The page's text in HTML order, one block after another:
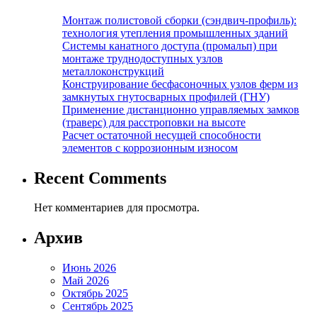
Монтаж полистовой сборки (сэндвич-профиль):
технология утепления промышленных зданий
Системы канатного доступа (промальп) при
монтаже труднодоступных узлов
металлоконструкций
Конструирование бесфасоночных узлов ферм из
замкнутых гнутосварных профилей (ГНУ)
Применение дистанционно управляемых замков
(траверс) для расстроповки на высоте
Расчет остаточной несущей способности
элементов с коррозионным износом
Recent Comments
Нет комментариев для просмотра.
Архив
Июнь 2026
Май 2026
Октябрь 2025
Сентябрь 2025